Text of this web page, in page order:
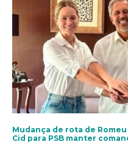
Mudança de rota de
Cid para PSB manter